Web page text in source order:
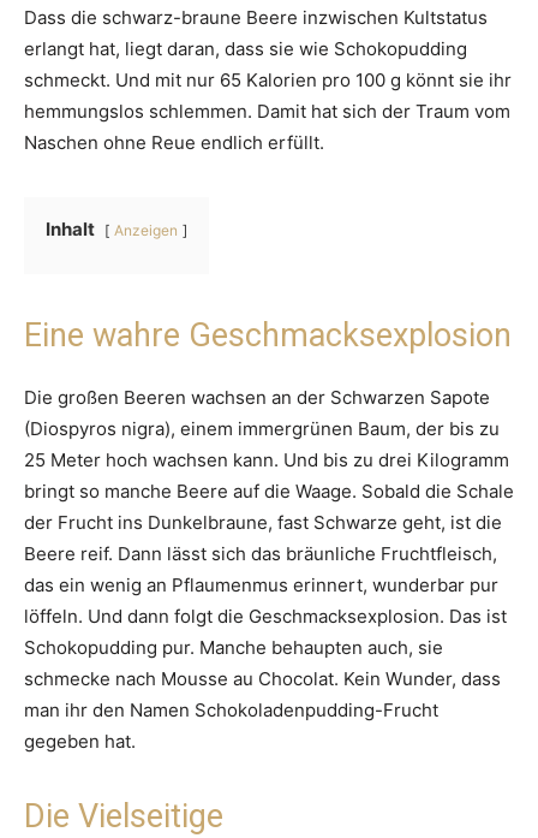
Dass die schwarz-braune Beere inzwischen Kultstatus
erlangt hat, liegt daran, dass sie wie Schokopudding
schmeckt. Und mit nur 65 Kalorien pro 100 g könnt sie ihr
hemmungslos schlemmen. Damit hat sich der Traum vom
Naschen ohne Reue endlich erfüllt.
Inhalt Anzeigen
Eine wahre Geschmacksexplosion
Die großen Beeren wachsen an der Schwarzen Sapote
(Diospyros nigra), einem immergrünen Baum, der bis zu
25 Meter hoch wachsen kann. Und bis zu drei Kilogramm
bringt so manche Beere auf die Waage. Sobald die Schale
der Frucht ins Dunkelbraune, fast Schwarze geht, ist die
Beere reif. Dann lässt sich das bräunliche Fruchtfleisch,
das ein wenig an Pflaumenmus erinnert, wunderbar pur
löffeln. Und dann folgt die Geschmacksexplosion. Das ist
Schokopudding pur. Manche behaupten auch, sie
schmecke nach Mousse au Chocolat. Kein Wunder, dass
man ihr den Namen Schokoladenpudding-Frucht
gegeben hat.
Die Vielseitige